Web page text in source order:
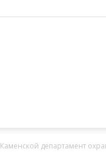
Каменской департамент